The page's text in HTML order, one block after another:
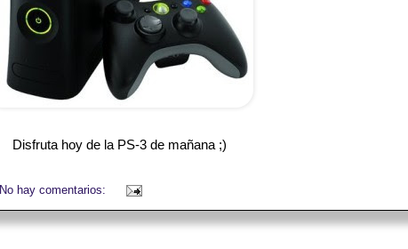
Disfruta hoy de la PS-3 de mañana ;)
No hay comentarios: